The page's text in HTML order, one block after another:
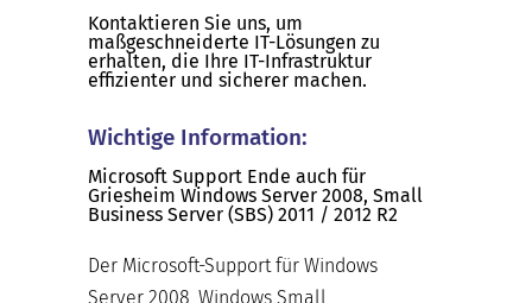
Kontaktieren Sie uns, um
maßgeschneiderte IT-Lösungen zu
erhalten, die Ihre IT-Infrastruktur
effizienter und sicherer machen.
Wichtige Information:
Microsoft Support Ende auch für
Griesheim Windows Server 2008, Small
Business Server (SBS) 2011 / 2012 R2
Der Microsoft-Support für Windows
Server 2008, Windows Small